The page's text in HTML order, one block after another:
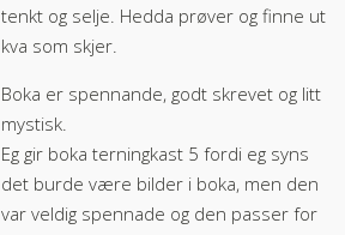
tenkt og selje. Hedda prøver og finne ut
kva som skjer.
Boka er spennande, godt skrevet og litt
mystisk.
Eg gir boka terningkast 5 fordi eg syns
det burde være bilder i boka, men den
var veldig spennade og den passer for